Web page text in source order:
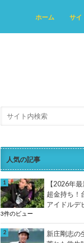
ホーム サイ
プロ
プラ
お問
人気の記事
【2026年
超金持ち！
アイドルデ
3件のビュー
新庄剛志の